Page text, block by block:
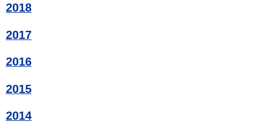
2018
2017
2016
2015
2014